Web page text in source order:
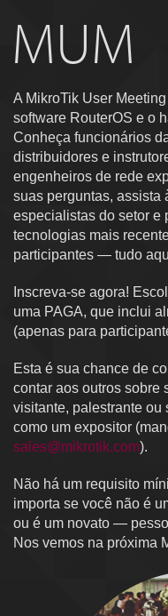
MUM
A MikroTik User
software RouterOS e o
Conheça funcionários
distribuidores e
engenheiros de rede
suas perguntas, assista
especialistas do setor e
tecnologias mais
participantes — tudo
Inscreva-se agora!
uma PAGA, que inclui
(apenas para
Esta é sua chance de
contar aos outros sobre
visitante, palestrante ou
como um expositor
sales@mikrotik.com).
Não há um requisito
importa se você não é
ou é um novato —
Nos vemos na próxima